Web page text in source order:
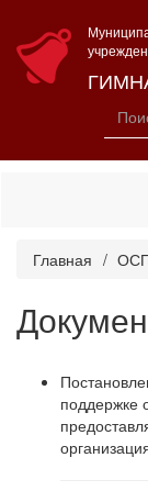
Главная ОСП
поддержке